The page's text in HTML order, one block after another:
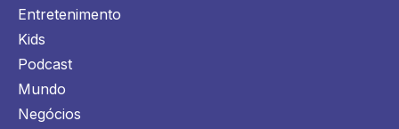
Entretenimento
Kids
Podcast
Mundo
Negócios